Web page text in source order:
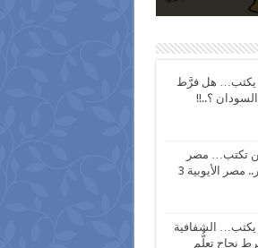
يكتب… هل فرَّط
؟..!!
تكتب… مصر
الأيوبية 3
يكتب… الشفافية
نجاح تعلُّم